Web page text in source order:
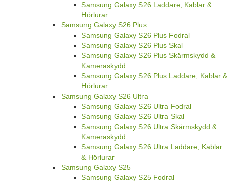
Samsung Galaxy S26 Laddare, Kablar &
Hörlurar
Samsung Galaxy S26 Plus
Samsung Galaxy S26 Plus Fodral
Samsung Galaxy S26 Plus Skal
Samsung Galaxy S26 Plus Skärmskydd &
Kameraskydd
Samsung Galaxy S26 Plus Laddare, Kablar &
Hörlurar
Samsung Galaxy S26 Ultra
Samsung Galaxy S26 Ultra Fodral
Samsung Galaxy S26 Ultra Skal
Samsung Galaxy S26 Ultra Skärmskydd &
Kameraskydd
Samsung Galaxy S26 Ultra Laddare, Kablar
& Hörlurar
Samsung Galaxy S25
Samsung Galaxy S25 Fodral